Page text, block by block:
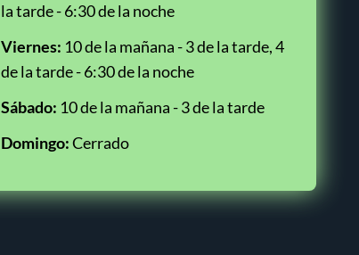
la tarde - 6:30 de la noche
Viernes: 10 de la mañana - 3 de la tarde, 4
de la tarde - 6:30 de la noche
Sábado: 10 de la mañana - 3 de la tarde
Domingo:Cerrado